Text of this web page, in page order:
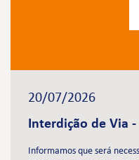
20/07/2026
Interdição de Via -
Informamos que será